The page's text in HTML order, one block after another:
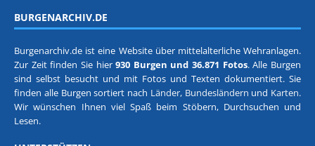
BURGENARCHIV.DE
Burgenarchiv.de ist eine Website über mittelalterliche Wehranlagen.
Zur Zeit finden Sie hier930 Burgen und 36.871 Fotos. Alle Burgen
sind selbst besucht und mit Fotos und Texten dokumentiert. Sie
finden alle Burgen sortiert nach Länder, Bundesländern und Karten.
Wir wünschen Ihnen viel Spaß beim Stöbern, Durchsuchen und
Lesen.